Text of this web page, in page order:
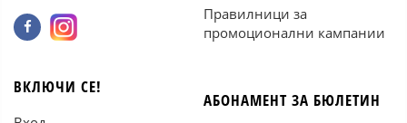
Правилници за
промоционални кампании
ВКЛЮЧИ СЕ!
АБОНАМЕНТ ЗА БЮЛЕТИН